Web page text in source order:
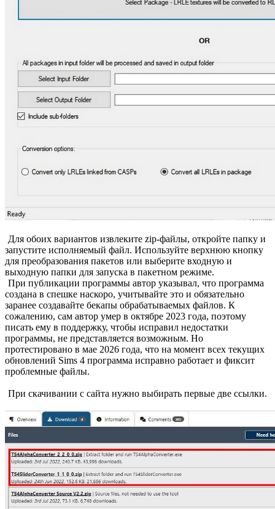
Для обоих вариантов извлеките zip-файлы, откройте папку и
запустите исполняемый файл. Используйте верхнюю кнопку
для преобразования пакетов или выберите входную и
выходную папки для запуска в пакетном режиме.
При публикации программы автор указывал, что программа
создана в спешке наскоро, учитывайте это и обязательно
заранее создавайте бекапы обрабатываемых файлов. К
сожалению, сам автор умер в октябре 2023 года, поэтому
писать ему в поддержку, чтобы исправил недостатки
программы, не представляется возможным. Но
протестировано в мае 2026 года, что на момент всех текущих
обновлений Sims 4 программа исправно работает и фиксит
проблемные файлы.
При скачивании с сайта нужно выбирать первые две ссылки.